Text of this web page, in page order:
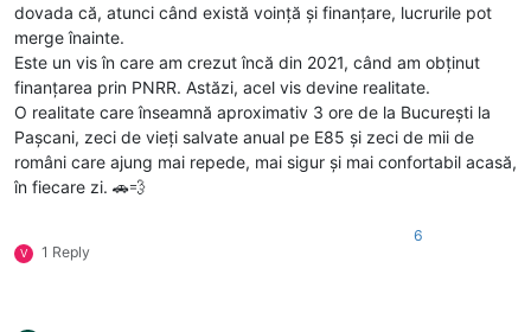
dovada că, atunci când există voință și finanțare, lucrurile pot
merge înainte.
Este un vis în care am crezut încă din 2021, când am obținut
finanțarea prin PNRR. Astăzi, acel vis devine realitate.
O realitate care înseamnă aproximativ 3 ore de la București la
Pașcani, zeci de vieți salvate anual pe E85 și zeci de mii de
români care ajung mai repede, mai sigur și mai confortabil acasă,
în fiecare zi. 🚗💨
V 1 Reply
6